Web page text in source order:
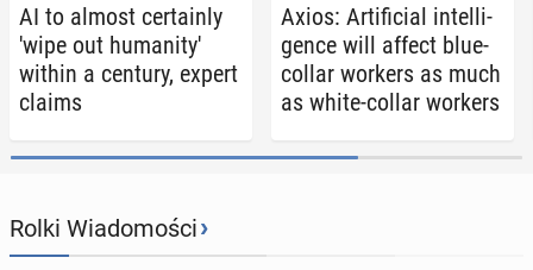
AI to almost cer­tain­ly
'wipe out hu­man­i­ty'
within a century, expert
claims
Axios: Ar­ti­fi­cial in­tel­li­
gence will affect blue-
collar workers as much
as white-collar workers
Rolki Wiadomości›